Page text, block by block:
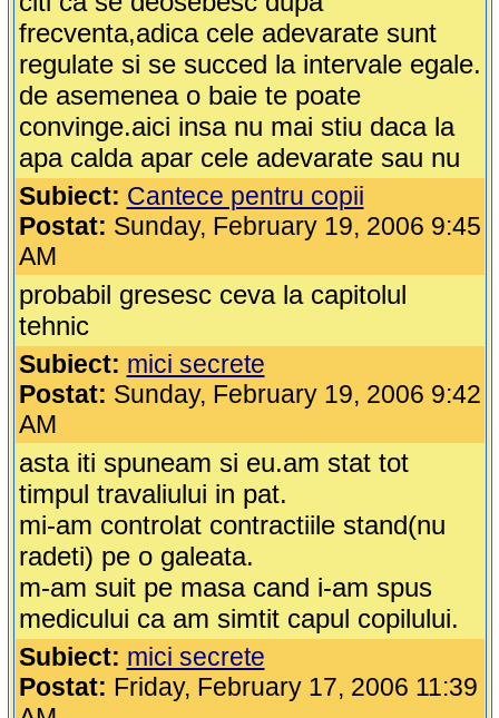
frecventa,adica cele adevarate sunt
regulate si se succed la intervale egale.
de asemenea o baie te poate
convinge.aici insa nu mai stiu daca la
apa calda apar cele adevarate sau nu
Subiect: Cantece pentru copii
Postat: Sunday, February 19, 2006 9:45
AM
probabil gresesc ceva la capitolul
tehnic
Subiect: mici secrete
Postat: Sunday, February 19, 2006 9:42
AM
asta iti spuneam si eu.am stat tot
timpul travaliului in pat.
mi-am controlat contractiile stand(nu
radeti) pe o galeata.
m-am suit pe masa cand i-am spus
medicului ca am simtit capul copilului.
Subiect: mici secrete
Postat: Friday, February 17, 2006 11:39